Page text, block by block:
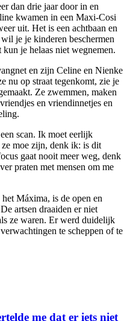
dan drie jaar door in en
kwamen in een Maxi-Cosi
uit. Het is een achtbaan en
je je kinderen beschermen
je helaas niet wegnemen.
en zijn Celine en Nienke
nu op straat tegenkomt, zie je
Ze zwemmen, maken
en vriendinnetjes en
scan. Ik moet eerlijk
moe zijn, denk ik: is dit
gaat nooit meer weg, denk
praten met mensen om me
Máxima, is de open en
artsen draaiden er niet
ze waren. Er werd duidelijk
te scheppen of te
me dat er iets niet